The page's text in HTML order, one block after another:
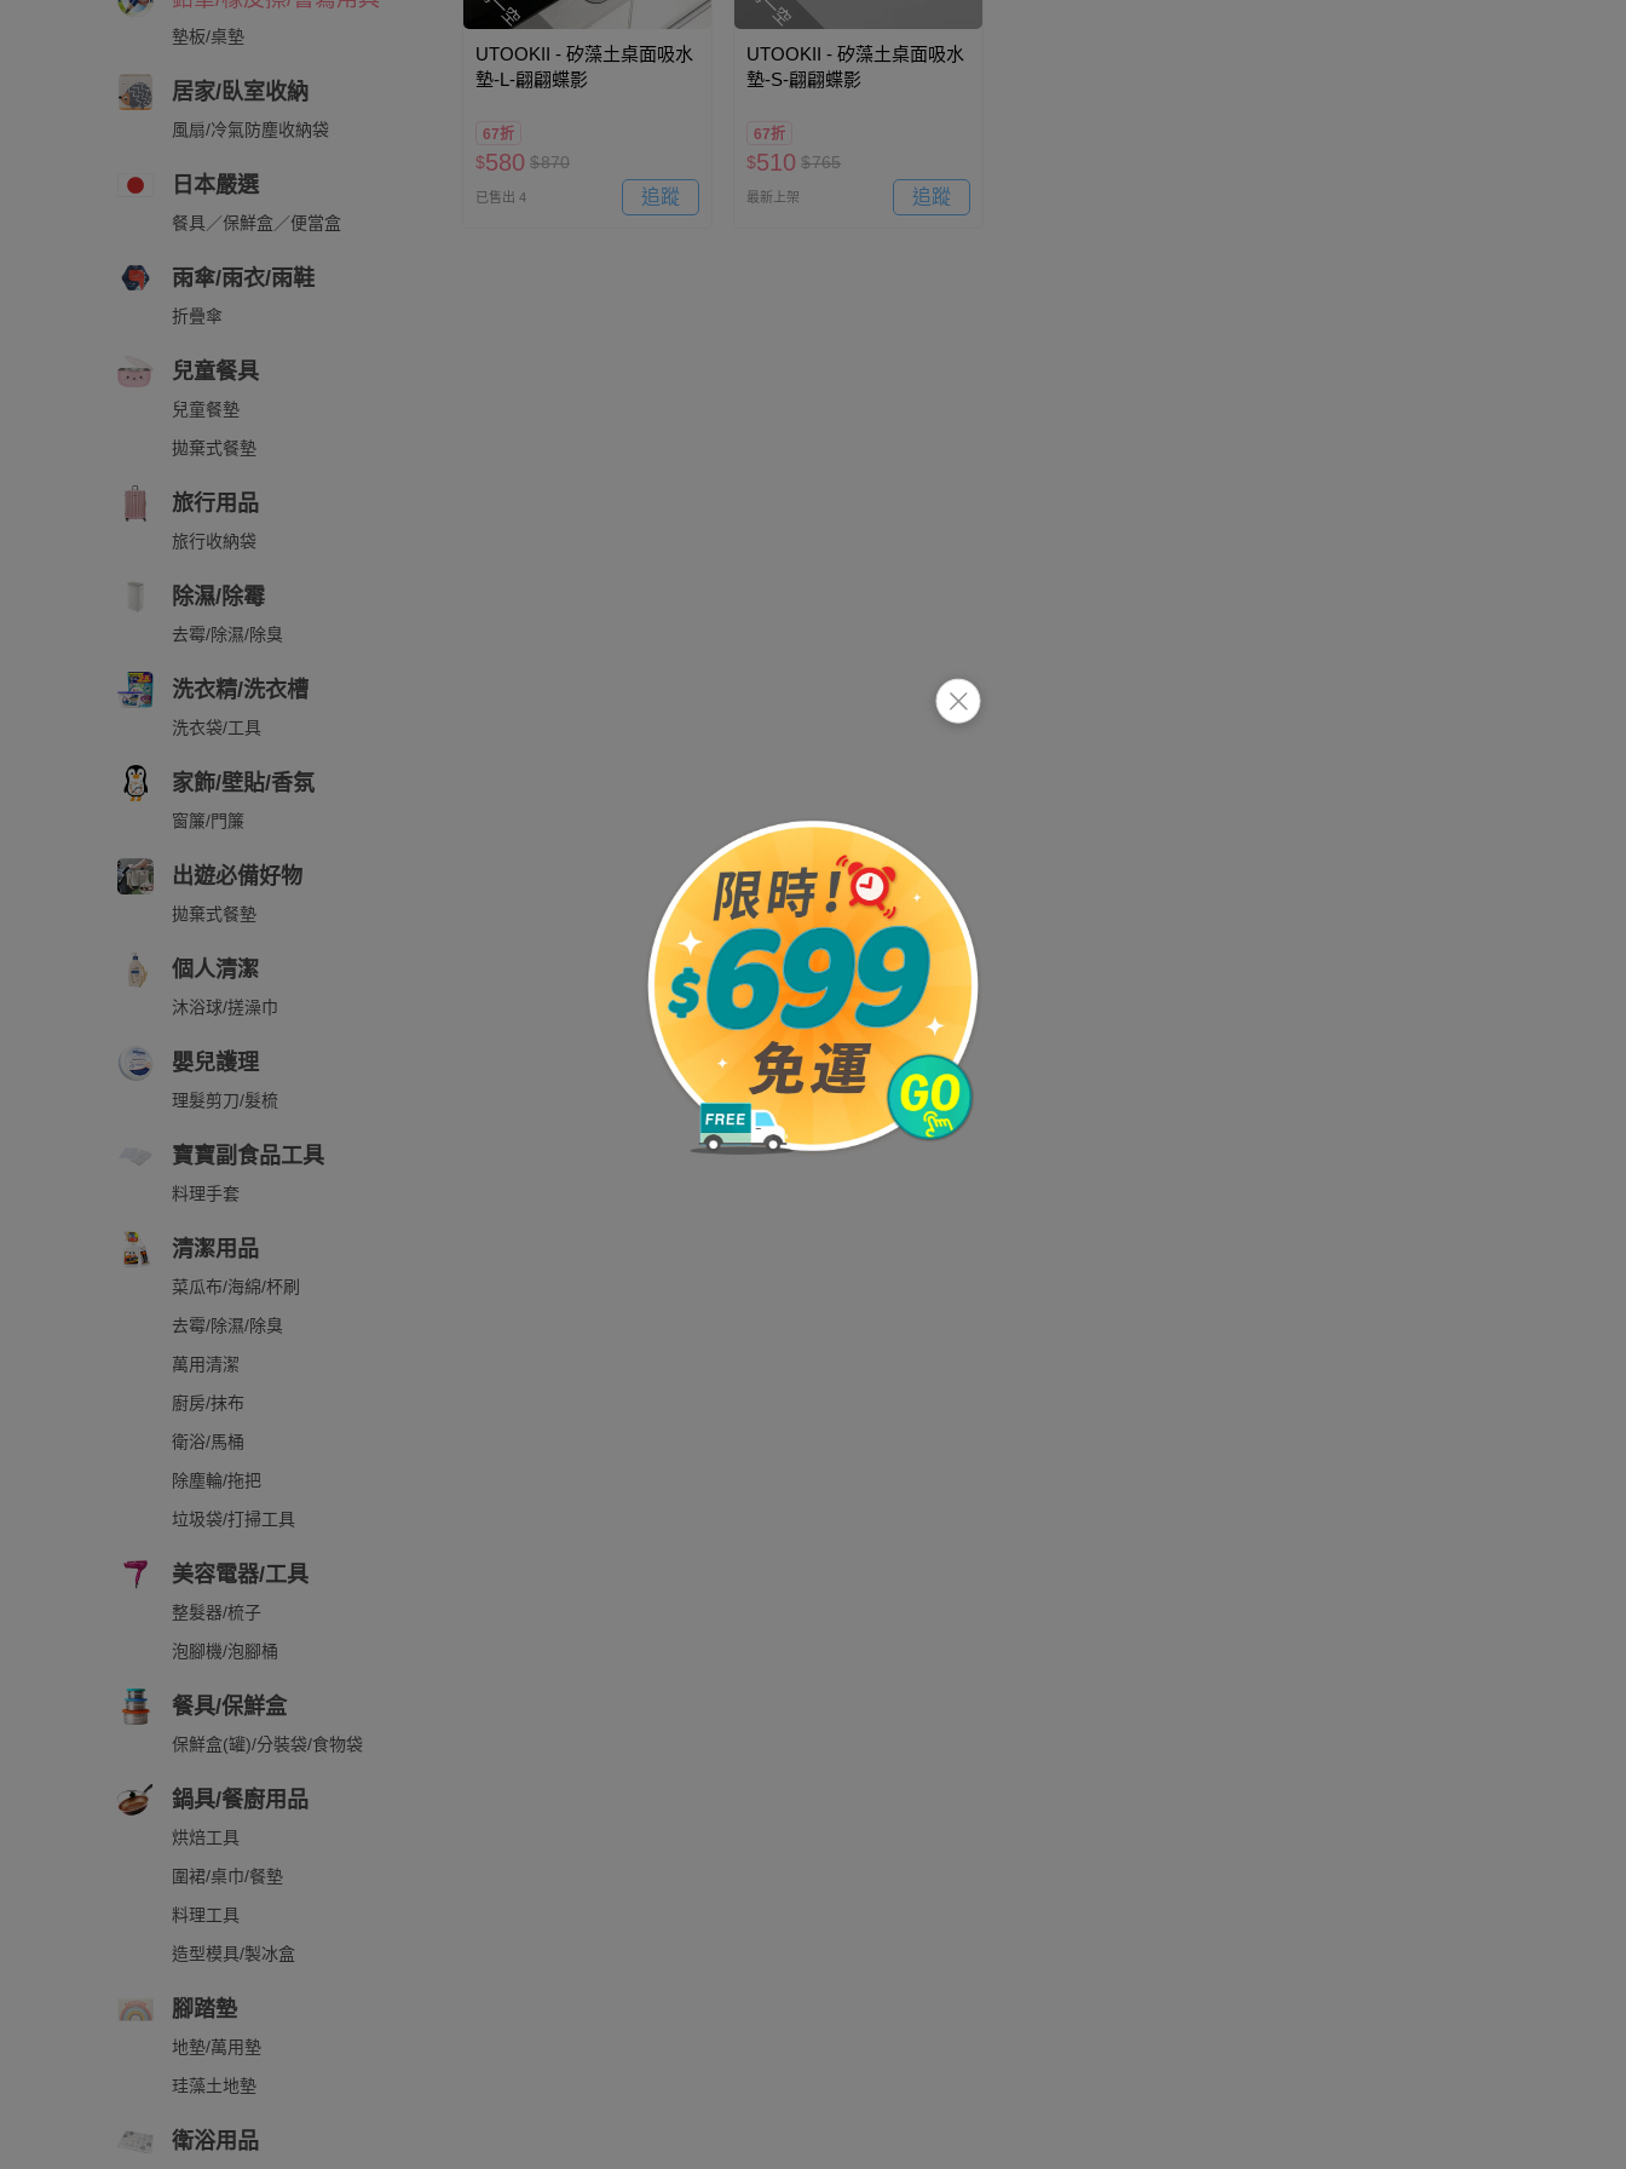
墊板/桌墊
居家/臥室收納
風扇/冷氣防塵收納袋
日本嚴選
餐具／保鮮盒／便當盒
雨傘/雨衣/雨鞋
折疊傘
兒童餐具
兒童餐墊
拋棄式餐墊
旅行用品
旅行收納袋
除濕/除霉
去霉/除濕/除臭
洗衣精/洗衣槽
洗衣袋/工具
家飾/壁貼/香氛
窗簾/門簾
出遊必備好物
拋棄式餐墊
個人清潔
沐浴球/搓澡巾
嬰兒護理
理髮剪刀/髮梳
寶寶副食品工具
料理手套
清潔用品
菜瓜布/海綿/杯刷
去霉/除濕/除臭
萬用清潔
廚房/抹布
衛浴/馬桶
除塵輪/拖把
垃圾袋/打掃工具
美容電器/工具
整髮器/梳子
泡腳機/泡腳桶
餐具/保鮮盒
保鮮盒(罐)/分裝袋/食物袋
鍋具/餐廚用品
烘焙工具
圍裙/桌巾/餐墊
料理工具
造型模具/製冰盒
腳踏墊
地墊/萬用墊
珪藻土地墊
衛浴用品
UTOOKII - 矽藻土桌面吸水
墊-L-翩翩蝶影
67折
$580 $870
已售出 4 追蹤
UTOOKII - 矽藻土桌面吸水
墊-S-翩翩蝶影
67折
$510 $765
最新上架 追蹤